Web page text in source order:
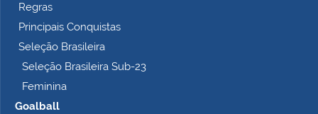
e
t
Regras
Principais Conquistas
Seleção Brasileira
Seleção Brasileira Sub-23
Feminina
Goalball